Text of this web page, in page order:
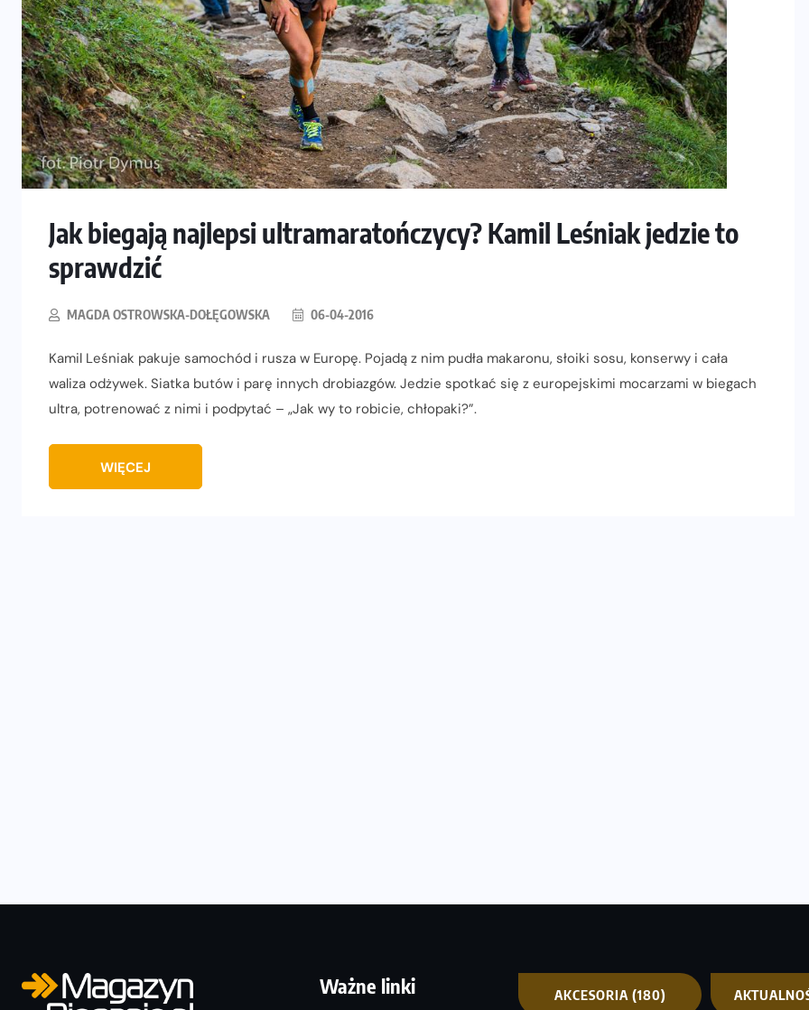
Jak biegają najlepsi ultramaratończycy? Kamil Leśniak jedzie to
sprawdzić
MAGDA OSTROWSKA-DOŁĘGOWSKA 06-04-2016
Kamil Leśniak pakuje samochód i rusza w Europę. Pojadą z nim pudła makaronu, słoiki sosu, konserwy i cała
waliza odżywek. Siatka butów i parę innych drobiazgów. Jedzie spotkać się z europejskimi mocarzami w biegach
ultra, potrenować z nimi i podpytać – „Jak wy to robicie, chłopaki?”.
WIĘCEJ
Ważne linki AKCESORIA (180)